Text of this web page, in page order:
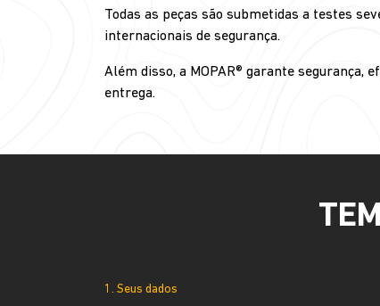
Todas as peças são submetidas a testes
internacionais de segurança.
Além disso, a MOPAR® garante segurança,
entrega.
1. Seus dados